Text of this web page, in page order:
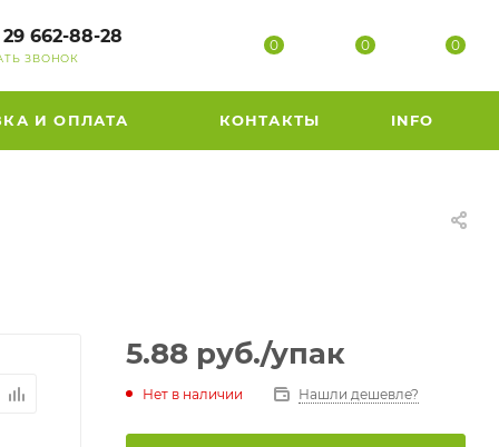
29 662-88-28
ЗВОНОК
0 0 0
И ОПЛАТА КОНТАКТЫ INFO
5.88 руб./упак
Нет в наличии Нашли дешевле?